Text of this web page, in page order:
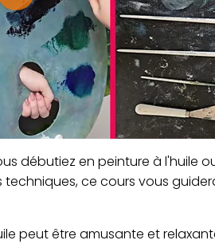
Play
débutiez en peinture à l'huile
ce cours vous
peut être amusante et